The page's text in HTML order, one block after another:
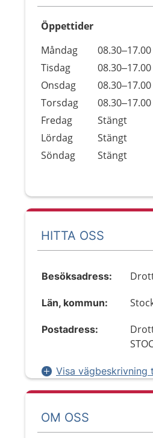
Öppettider
Dag
Öppettider
Kommentarer
Måndag
08.30–17.00
Tisdag
08.30–17.00
Onsdag
08.30–17.00
Torsdag
08.30–17.00
Fredag
Stängt
Lördag
Stängt
Söndag
Stängt
HITTA OSS
Besöksadress:
Län, kommun:
Postadress:
Visa vägbeskrivning
OM OSS